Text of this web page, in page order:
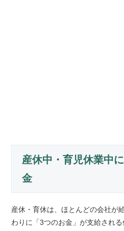
産休中・育児休業中
金
産休・育休は、ほとんどの会社が
わりに「3つのお金」が支給される